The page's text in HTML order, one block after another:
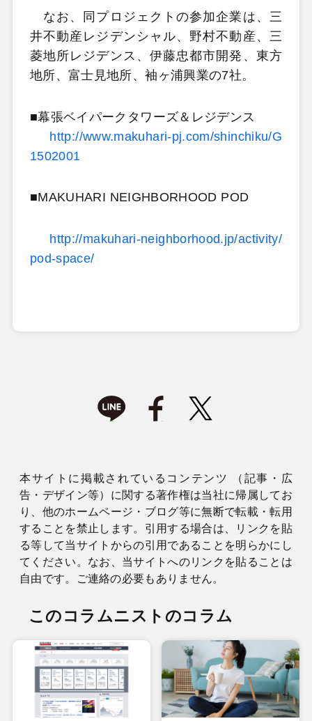
なお、同プロジェクトの参加企業は、三
井不動産レジデンシャル、野村不動産、三
菱地所レジデンス、伊藤忠都市開発、東方
地所、富士見地所、袖ヶ浦興業の7社。
■幕張ベイパークタワーズ＆レジデンス
http://www.makuhari-pj.com/shinchiku/G
1502001
■MAKUHARI NEIGHBORHOOD POD
http://makuhari-neighborhood.jp/activity/
pod-space/
本サイトに掲載されているコンテンツ （記事・広
告・デザイン等）に関する著作権は当社に帰属してお
り、他のホームページ・ブログ等に無断で転載・転用
することを禁止します。引用する場合は、リンクを貼
る等して当サイトからの引用であることを明らかにし
てください。なお、当サイトへのリンクを貼ることは
自由です。ご連絡の必要もありません。
このコラムニストのコラム